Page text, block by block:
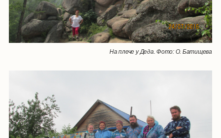
На плече у Деда. Фото: О. Батищева